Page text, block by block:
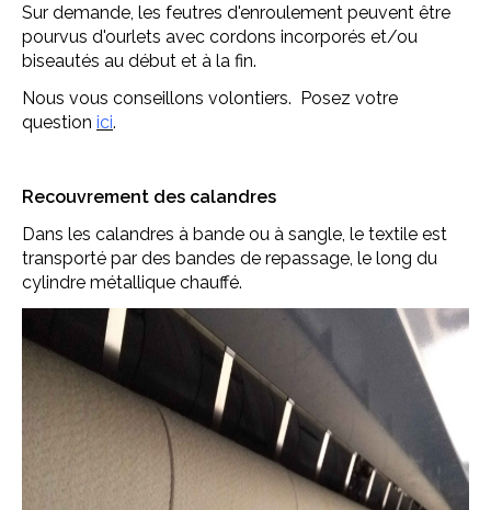
Sur demande, les feutres d'enroulement peuvent être
pourvus d'ourlets avec cordons incorporés et/ou
biseautés au début et à la fin.
Nous vous conseillons volontiers. Posez votre
question ici.
Recouvrement des calandres
Dans les calandres à bande ou à sangle, le textile est
transporté par des bandes de repassage, le long du
cylindre métallique chauffé.